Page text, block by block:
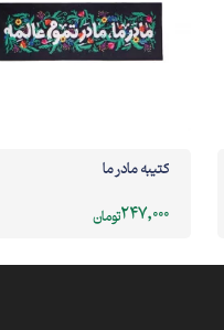
کتیبه مادر ما
247,000تومان